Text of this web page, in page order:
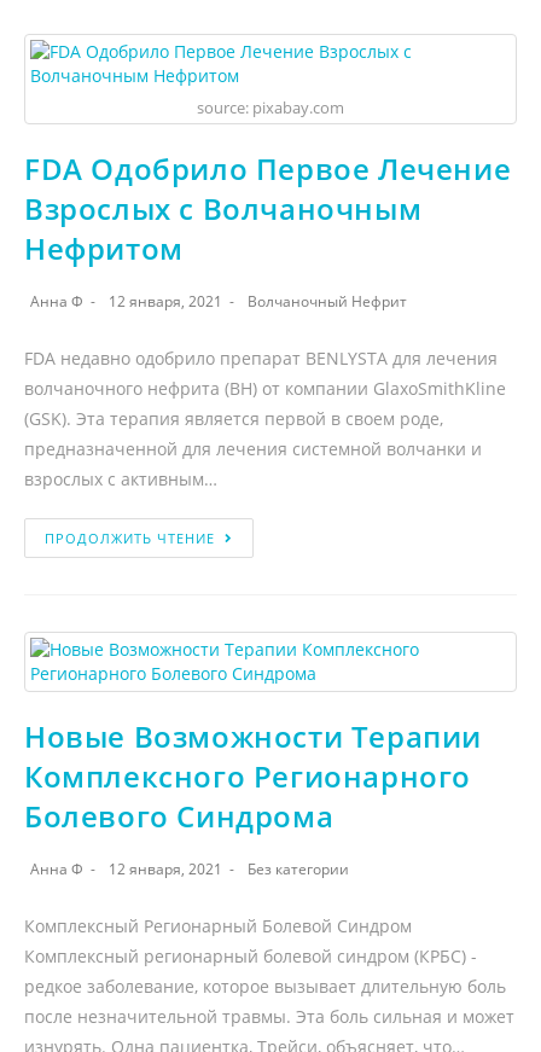
source: pixabay.com
FDA Одобрило Первое Лечение
Взрослых с Волчаночным
Нефритом
Анна Ф 12 января, 2021 Волчаночный Нефрит
FDA недавно одобрило препарат BENLYSTA для лечения
волчаночного нефрита (ВН) от компании GlaxoSmithKline
(GSK). Эта терапия является первой в своем роде,
предназначенной для лечения системной волчанки и
взрослых с активным…
ПРОДОЛЖИТЬ ЧТЕНИЕ
Новые Возможности Терапии
Комплексного Регионарного
Болевого Синдрома
Анна Ф 12 января, 2021 Без категории
Комплексный Регионарный Болевой Синдром
Комплексный регионарный болевой синдром (КРБС) -
редкое заболевание, которое вызывает длительную боль
после незначительной травмы. Эта боль сильная и может
изнурять. Одна пациентка, Трейси, объясняет, что…